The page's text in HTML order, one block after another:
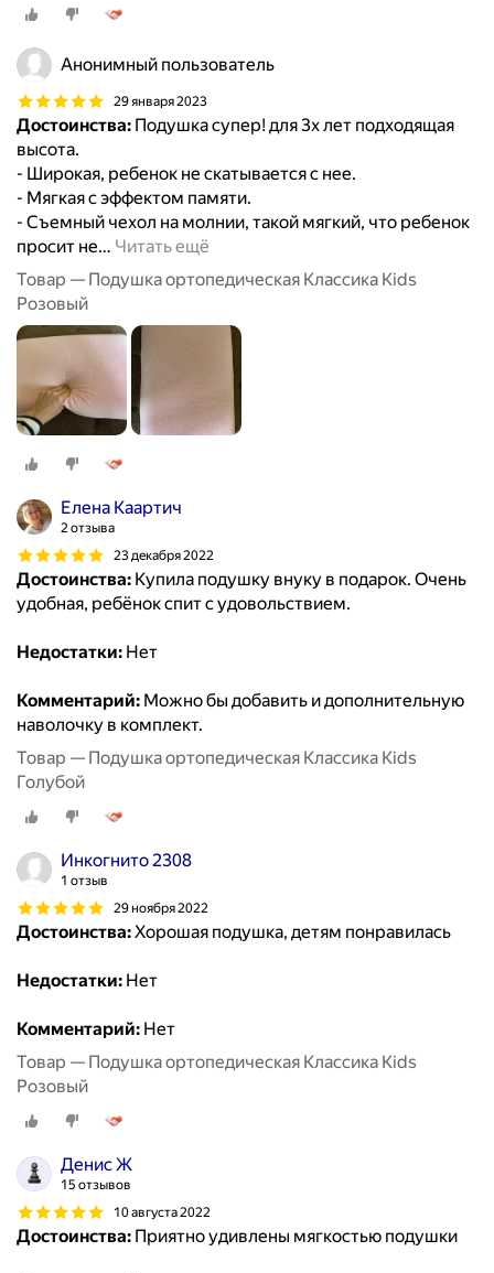
Анонимный пользователь
29 января 2023
Достоинства: Подушка супер! для 3х лет подходящая
высота.
- Широкая, ребенок не скатывается с нее.
- Мягкая с эффектом памяти.
- Съемный чехол на молнии, такой мягкий, что ребенок
просит не… Читать ещё
Товар — Подушка ортопедическая Классика Kids
Розовый
Елена Каартич
2 отзыва
23 декабря 2022
Достоинства: Купила подушку внуку в подарок. Очень
удобная, ребёнок спит с удовольствием.
Недостатки: Нет
Комментарий: Можно бы добавить и дополнительную
наволочку в комплект.
Товар — Подушка ортопедическая Классика Kids
Голубой
Инкогнито 2308
1 отзыв
29 ноября 2022
Достоинства:Хорошая подушка, детям понравилась
Недостатки: Нет
Комментарий: Нет
Товар — Подушка ортопедическая Классика Kids
Розовый
Денис Ж
15 отзывов
10 августа 2022
Достоинства: Приятно удивлены мягкостью подушки